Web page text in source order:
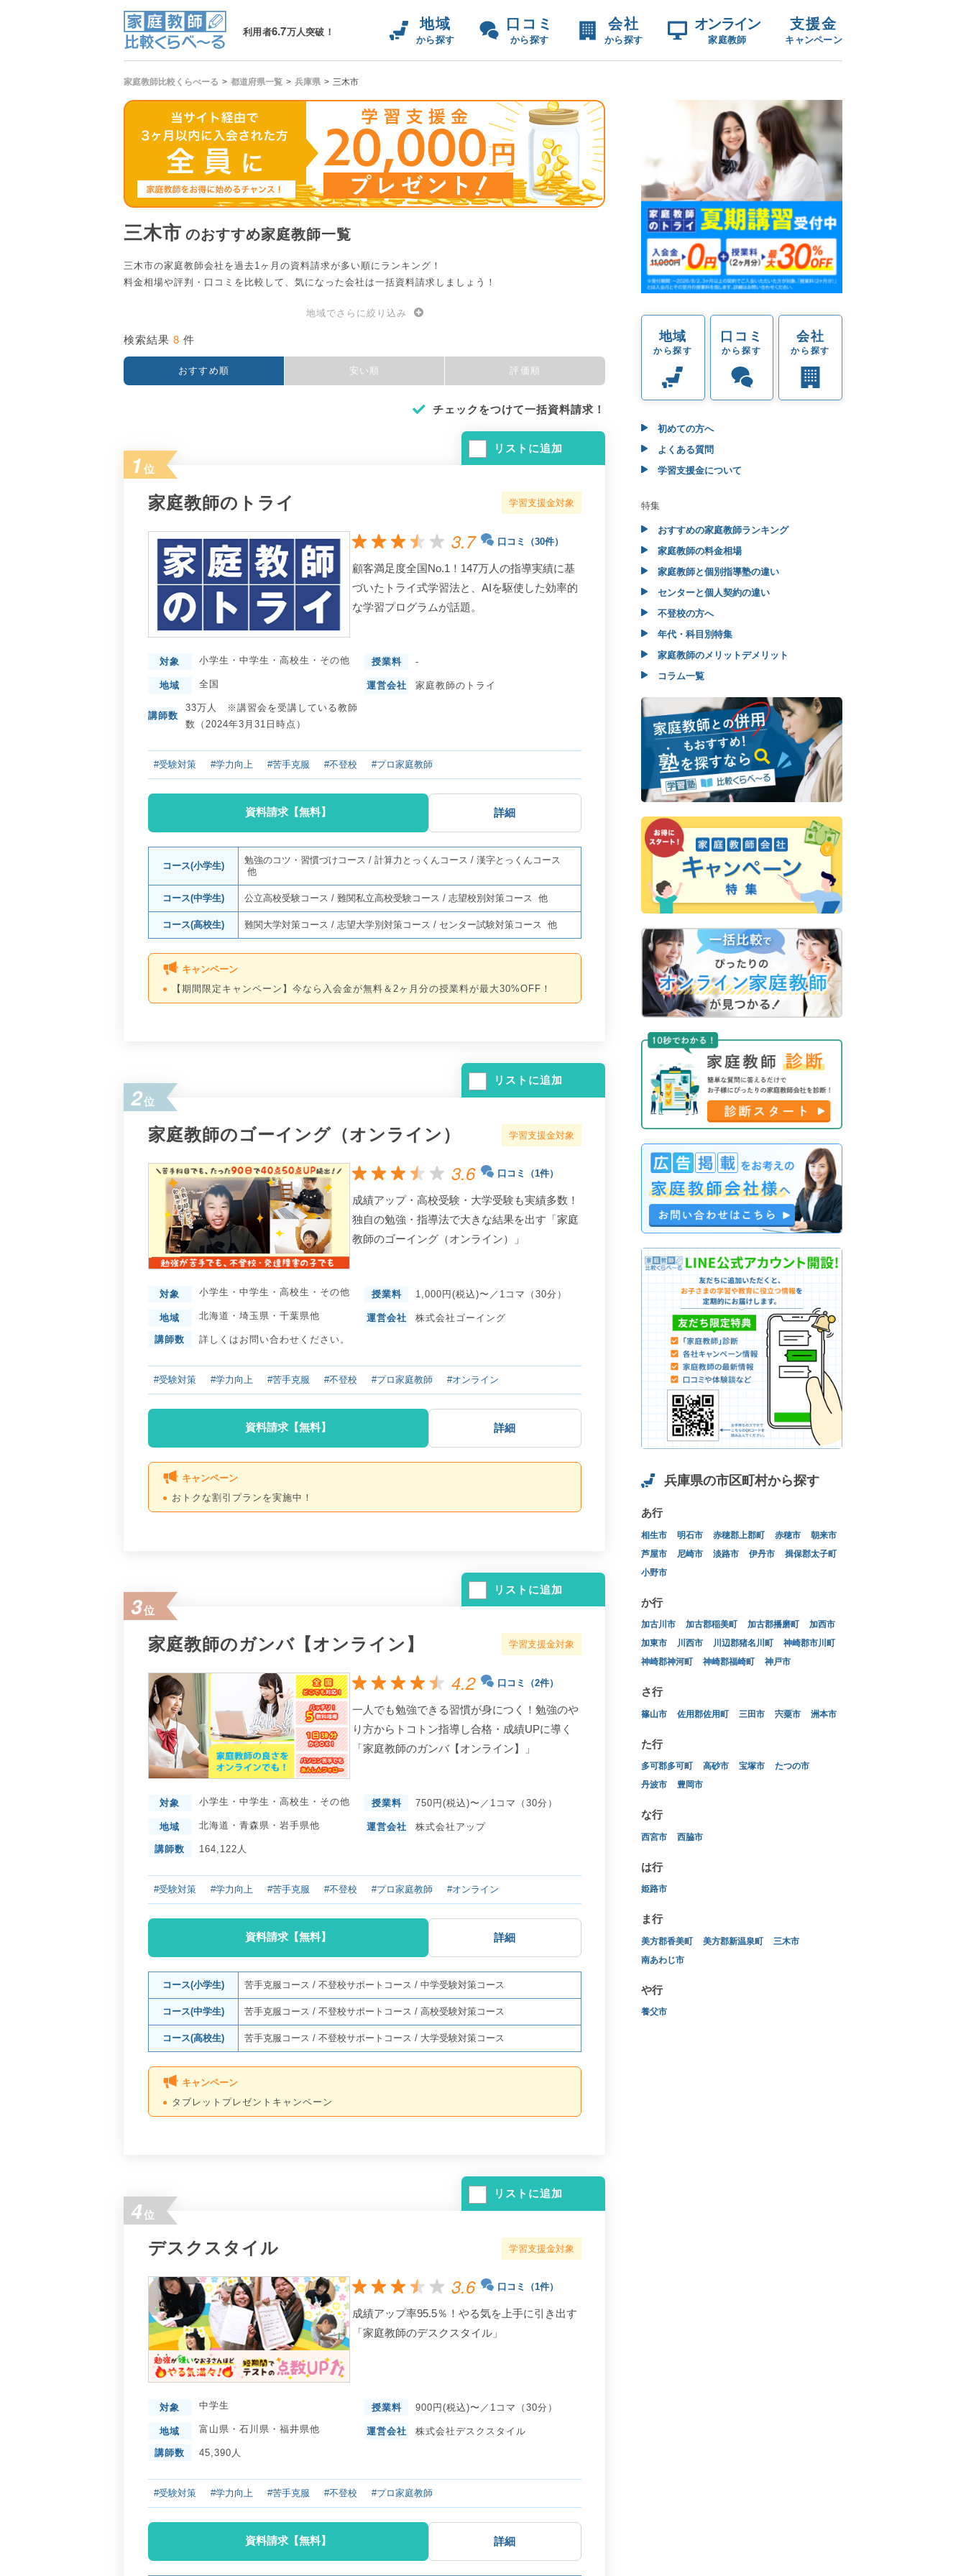
利用者6.7万人突破！
地域
から探す
口コミ
から探す
会社
から探す
オンライン
家庭教師
支援金
キャンペーン
家庭教師比較くらべーる 都道府県一覧 兵庫県 三木市
三木市 のおすすめ家庭教師一覧
三木市の家庭教師会社を過去1ヶ月の資料請求が多い順にランキング！
料金相場や評判・口コミを比較して、気になった会社は一括資料請求しましょう！
地域でさらに絞り込み
検索結果 8 件
おすすめ順 安い順 評価順
チェックをつけて一括資料請求！
リストに追加
1 位
家庭教師のトライ 学習支援金対象
3.7 口コミ（30件）
顧客満足度全国No.1！147万人の指導実績に基
づいたトライ式学習法と、AIを駆使した効率的
な学習プログラムが話題。
対象 小学生 ・ 中学生 ・ 高校生 ・ その他 授業料 -
地域 全国 運営会社 家庭教師のトライ
講師数
33万人 ※講習会を受講している教師
数（2024年3月31日時点）
#受験対策 #学力向上 #苦手克服 #不登校 #プロ家庭教師
資料請求【無料】 詳細
コース(小学生)
勉強のコツ・習慣づけコース /計算力とっくんコース /漢字とっくんコース
他
コース(中学生) 公立高校受験コース /難関私立高校受験コース /志望校別対策コース 他
コース(高校生) 難関大学対策コース /志望大学別対策コース /センター試験対策コース 他
キャンペーン
【期間限定キャンペーン】今なら入会金が無料＆2ヶ月分の授業料が最大30%OFF！
リストに追加
2位
家庭教師のゴーイング（オンライン） 学習支援金対象
3.6 口コミ（1件）
成績アップ・高校受験・大学受験も実績多数！
独自の勉強・指導法で大きな結果を出す「家庭
教師のゴーイング（オンライン）」
対象 小学生 ・ 中学生 ・ 高校生 ・ その他 授業料 1,000円(税込)〜／1コマ（30分）
地域 北海道 ・ 埼玉県 ・ 千葉県他 運営会社 株式会社ゴーイング
講師数 詳しくはお問い合わせください。
#受験対策 #学力向上 #苦手克服 #不登校 #プロ家庭教師 #オンライン
資料請求【無料】 詳細
キャンペーン
おトクな割引プランを実施中！
リストに追加
3位
家庭教師のガンバ【オンライン】 学習支援金対象
4.2 口コミ（2件）
一人でも勉強できる習慣が身につく！勉強のや
り方からトコトン指導し合格・成績UPに導く
「家庭教師のガンバ【オンライン】」
対象 小学生 ・ 中学生 ・ 高校生 ・ その他 授業料 750円(税込)〜／1コマ（30分）
地域 北海道 ・ 青森県 ・ 岩手県他 運営会社 株式会社アップ
講師数 164,122人
#受験対策 #学力向上 #苦手克服 #不登校 #プロ家庭教師 #オンライン
資料請求【無料】 詳細
コース(小学生) 苦手克服コース /不登校サポートコース /中学受験対策コース
コース(中学生) 苦手克服コース /不登校サポートコース /高校受験対策コース
コース(高校生) 苦手克服コース /不登校サポートコース /大学受験対策コース
キャンペーン
タブレットプレゼントキャンペーン
リストに追加
4位
デスクスタイル 学習支援金対象
3.6 口コミ（1件）
成績アップ率95.5％！やる気を上手に引き出す
「家庭教師のデスクスタイル」
対象 中学生 授業料 900円(税込)〜／1コマ（30分）
地域 富山県 ・ 石川県 ・ 福井県他 運営会社 株式会社デスクスタイル
講師数 45,390人
#受験対策 #学力向上 #苦手克服 #不登校 #プロ家庭教師
資料請求【無料】 詳細
地域
から探す
口コミ
から探す
会社
から探す
初めての方へ
よくある質問
学習支援金について
特集
おすすめの家庭教師ランキング
家庭教師の料金相場
家庭教師と個別指導塾の違い
センターと個人契約の違い
不登校の方へ
年代・科目別特集
家庭教師のメリットデメリット
コラム一覧
兵庫県の市区町村から探す
あ行
相生市 明石市 赤穂郡上郡町 赤穂市
朝来市
芦屋市
尼崎市 淡路市 伊丹市
揖保郡太子町
小野市
か行
加古川市 加古郡稲美町 加古郡播磨町
加西市
加東市
川西市 川辺郡猪名川町
神崎郡市川町
神崎郡神河町
神崎郡福崎町 神戸市
さ行
篠山市 佐用郡佐用町 三田市 宍粟市 洲本市
た行
多可郡多可町 高砂市 宝塚市
たつの市
丹波市
豊岡市
な行
西宮市 西脇市
は行
姫路市
ま行
美方郡香美町 美方郡新温泉町
三木市
南あわじ市
や行
養父市